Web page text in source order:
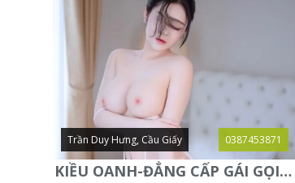
Trần Duy Hưng, Cầu Giấy 0387453871
KIỀU OANH-ĐẲNG CẤP GÁI GỌI XINH SANG-NGOAN NGOÃN